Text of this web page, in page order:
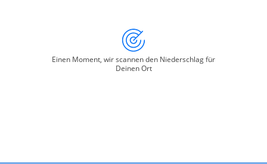
Einen Moment, wir scannen den Niederschlag für
Deinen Ort